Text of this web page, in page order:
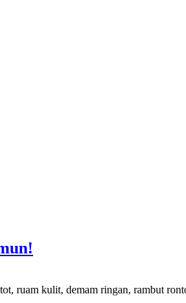
kulit, demam ringan, rambut